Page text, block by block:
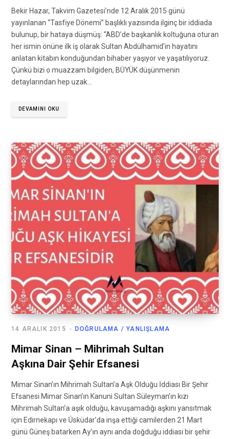
Bekir Hazar, Takvim Gazetesi’nde 12 Aralık 2015 günü
yayınlanan “Tasfiye Dönemi” başlıklı yazısında ilginç bir iddiada
bulunup, bir hataya düşmüş: “ABD’de başkanlık koltuğuna oturan
her ismin önüne ilk iş olarak Sultan Abdülhamid’in hayatını
anlatan kitabın konduğundan bihaber yaşıyor ve yaşatılıyoruz.
Çünkü bizi o muazzam bilgiden, BÜYÜK düşünmenin
detaylarından hep uzak…
DEVAMINI OKU
DOĞRULAMA / YANLIŞLAMA
14 ARALIK 2015
Mimar Sinan – Mihrimah Sultan
Aşkına Dair Şehir Efsanesi
Mimar Sinan’ın Mihrimah Sultan’a Aşk Olduğu İddiası Bir Şehir
Efsanesi Mimar Sinan’ın Kanuni Sultan Süleyman’ın kızı
Mihrimah Sultan’a aşık olduğu, kavuşamadığı aşkını yansıtmak
için Edirnekapı ve Üsküdar’da inşa ettiği camilerden 21 Mart
günü Güneş batarken Ay’ın aynı anda doğduğu iddiası bir şehir